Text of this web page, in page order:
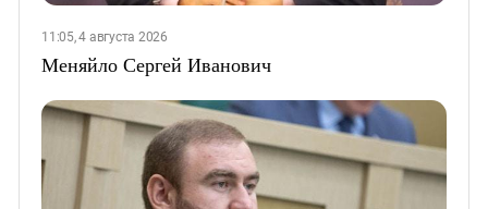
11:05, 4 августа 2026
Меняйло Сергей Иванович